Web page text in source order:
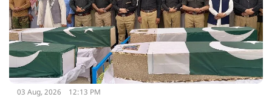
03 Aug, 2026 12:13 PM